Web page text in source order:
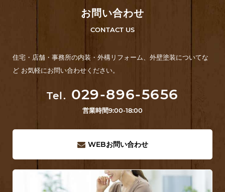
お問い合わせ
CONTACT US
住宅・店舗・事務所の内装・外構リフォーム、外壁塗装についてな
ど お気軽にお問い合わせください。
Tel. 029-896-5656
営業時間9:00-18:00
WEBお問い合わせ